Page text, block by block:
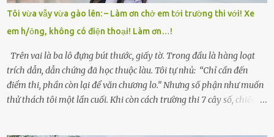
cái tên mẹ đặt lúc còn sống, mong tụi nhỏ sau này như hoa mai nở
giữa mùa đông. Nhưng hoa có đẹp mấy cũng cần đất màu, mà nhà
thì chỉ toàn đất sỏi đá và khốn khó. Năm đó, Trí đỗ Đại học Bách
Khoa Hà...
Tôi vừa vẫy vừa gào lên: – Làm ơn chở em tới trường thi với! Xe
em h/ỏng, không có điện thoại! Làm ơn…!
Trên vai là ba lô đựng bút thước, giấy tờ. Trong đầu là hàng loạt
trích dẫn, dẫn chứng đã học thuộc làu. Tôi tự nhủ: “Chỉ cần đến
điểm thi, phần còn lại để văn chương lo.” Nhưng số phận như muốn
thử thách tôi một lần cuối. Khi còn cách trường thi 7 cây số, chiếc xe